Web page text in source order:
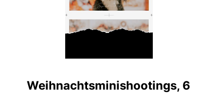
Weihnachtsminishootings, 6